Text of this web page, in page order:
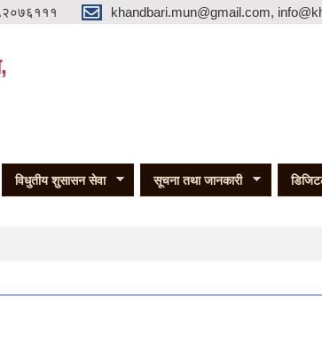
khandbari.mun@gmail.com,
विधुतीय शुसासन सेवा सूचना तथा जानकारी